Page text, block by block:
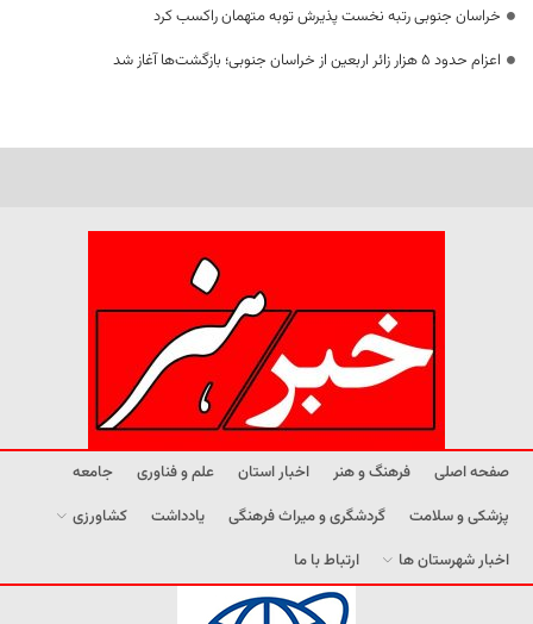
خراسان جنوبی رتبه نخست پذیرش توبه متهمان راکسب کرد
اعزام حدود 5 هزار زائر اربعین از خراسان جنوبی؛ بازگشت‌ها آغاز شد
صفحه اصلی فرهنگ و هنر اخبار استان علم و فناوری
جامعه
پزشکی و سلامت
گردشگری و میراث فرهنگی یادداشت
کشاورزی
اخبار شهرستان ها
ارتباط با ما